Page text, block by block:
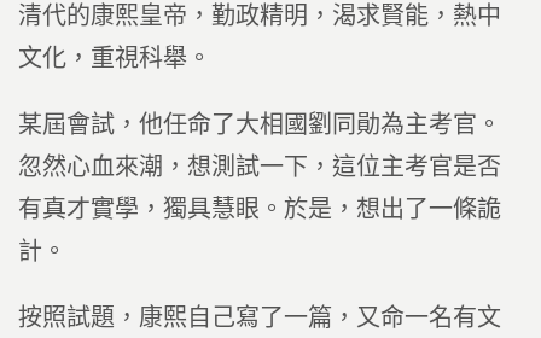
清代的康熙皇帝，勤政精明，渴求賢能，熱中
文化，重視科舉。
某屆會試，他任命了大相國劉同勛為主考官。
忽然心血來潮，想測試一下，這位主考官是否
有真才實學，獨具慧眼。於是，想出了一條詭
計。
按照試題，康熙自己寫了一篇，又命一名有文